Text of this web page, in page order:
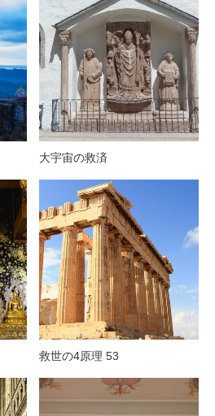
大宇宙の救済
救世の4原理 53